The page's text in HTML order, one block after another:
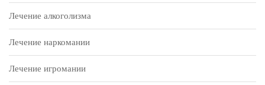
Лечение алкоголизма
Лечение наркомании
Лечение игромании